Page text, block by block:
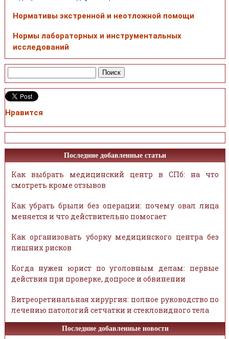
Нормативы экстренной и неотложной помощи
Нормы лабораторных и инструментальных
исследований
Нравится
Последние добавленные статьи
Как выбрать медицинский центр в СПб: на что
смотреть кроме отзывов
Как убрать брыли без операции: почему овал лица
меняется и что действительно помогает
Как организовать уборку медицинского центра без
лишних рисков
Когда нужен юрист по уголовным делам: первые
действия при проверке, допросе и обвинении
Витреоретинальная хирургия: полное руководство по
лечению патологий сетчатки и стекловидного тела
Последние добавленные новости